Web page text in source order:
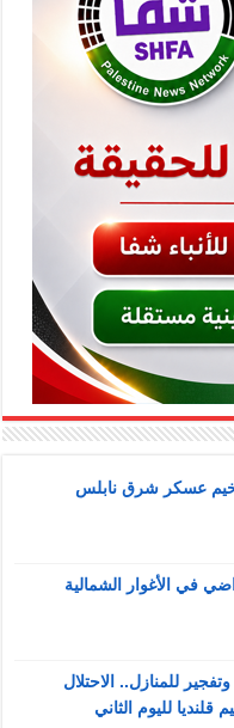
عسكر شرق نابلس
في الأغوار الشمالية
للمنازل.. الاحتلال
لليوم الثاني